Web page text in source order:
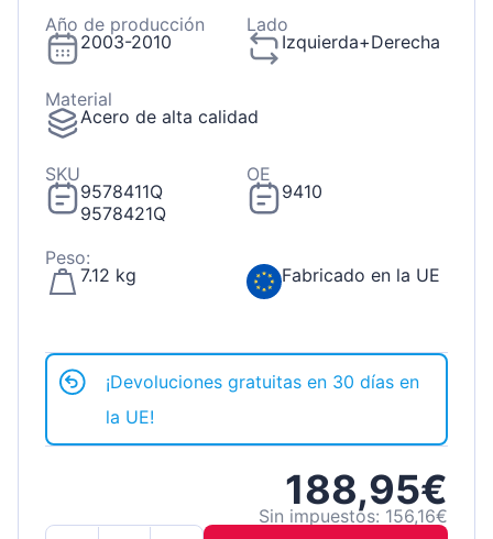
Año de producción
2003-2010
Lado
Izquierda+Derecha
Material
Acero de alta calidad
SKU
9578411Q
9578421Q
OE
9410
Peso:
7.12 kg
Fabricado en la UE
¡Devoluciones gratuitas en 30 días en
la UE!
188,95€
Sin impuestos: 156,16€